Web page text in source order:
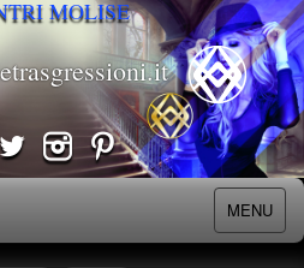
MOLISE
MENU